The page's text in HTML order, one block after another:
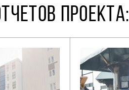
ПРОЕКТА: